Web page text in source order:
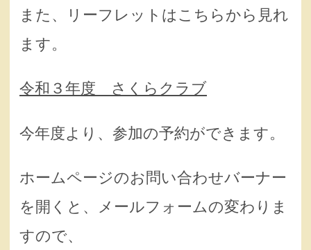
また、リーフレットはこちらから見れ
ます。
令和３年度 さくらクラブ
今年度より、参加の予約ができます。
ホームページのお問い合わせバーナー
を開くと、メールフォームの変わりま
すので、